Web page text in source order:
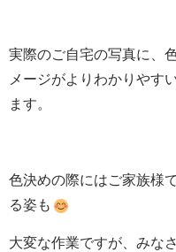
実際のご自宅の写真に、
メージがよりわかりやす
ます。
色決めの際にはご家族様
る姿も
大変な作業ですが、みな